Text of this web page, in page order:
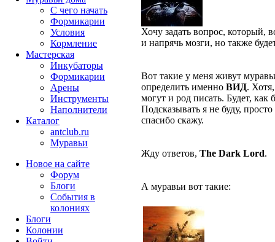
Хочу задать вопрос, который,
и напрячь мозги, но также
Вот такие у меня живут
определить именно ВИД.
могут и род писать. Будет, как
Подсказывать я не буду,
спасибо скажу.
Жду ответов, The Dark Lord.
А муравьи вот такие:
С чего начать
Формикарии
Условия
Кормление
Мастерская
Инкубаторы
Формикарии
Арены
Инструменты
Наполнители
Каталог
antclub.ru
Муравьи
Новое на сайте
Форум
Блоги
События в
колониях
Блоги
Колонии